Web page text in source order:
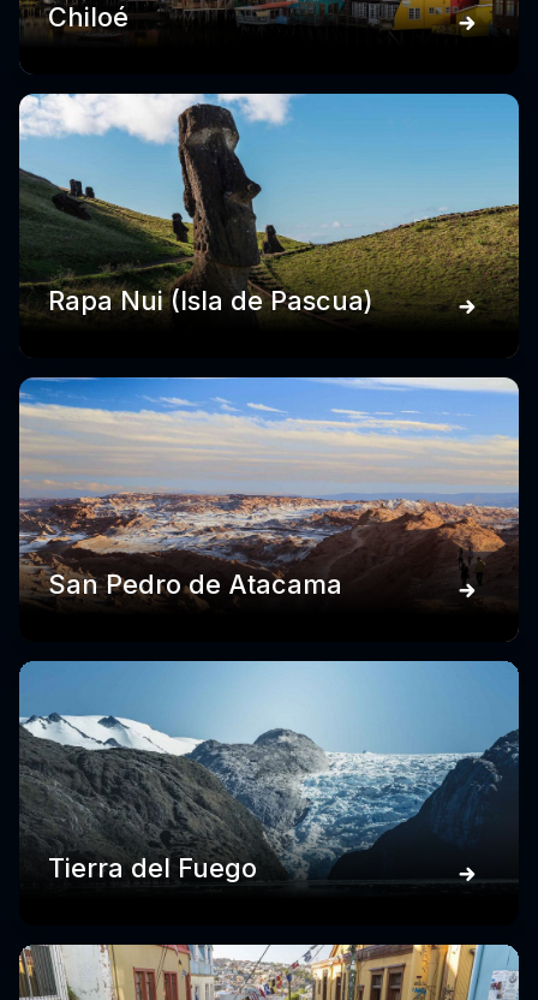
Chiloé
Rapa Nui (Isla de Pascua)
San Pedro de Atacama
Tierra del Fuego